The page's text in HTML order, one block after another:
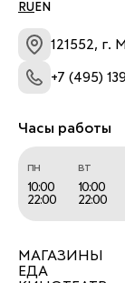
RU EN
121552, г.
+7 (495)
Часы работы
пн
10:00
22:00
вт
10:00
22:00
МАГАЗИНЫ
ЕДА